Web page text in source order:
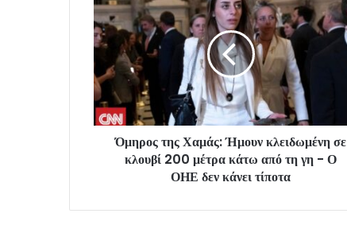
Όμηρος της Χαμάς: Ήμουν κλειδωμένη σε
κλουβί 200 μέτρα κάτω από τη γη - Ο
ΟΗΕ δεν κάνει τίποτα